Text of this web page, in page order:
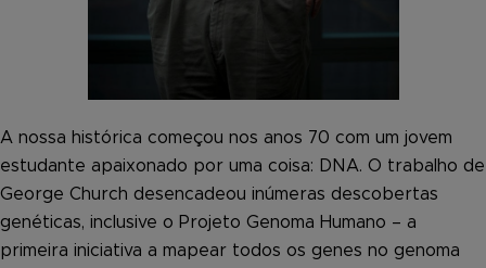
A nossa histórica começou nos anos 70 com um jovem
estudante apaixonado por uma coisa: DNA. O trabalho de
George Church desencadeou inúmeras descobertas
genéticas, inclusive o Projeto Genoma Humano – a
primeira iniciativa a mapear todos os genes no genoma